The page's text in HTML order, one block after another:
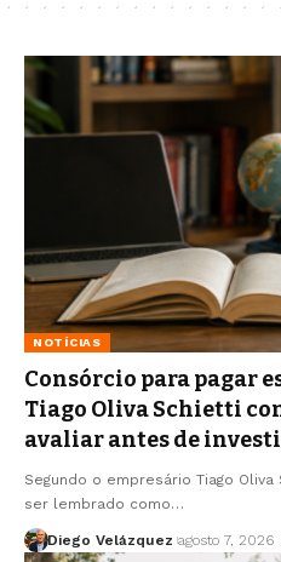
NOTÍCIAS
Consórcio para pagar
Tiago Oliva Schietti
avaliar antes de
Segundo o empresário Tiago
ser lembrado como…
Diego Velázquez agosto 7, 2026